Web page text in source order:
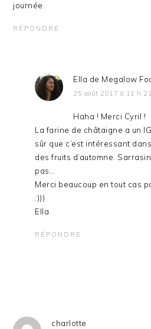
journée.
RÉPONDRE
Ella de Megalow
25 août 2017 à 11 h
Haha ! Merci Cyril !
La farine de châtaigne a un
sûr que c’est intéressant
des fruits d’automne.
pas…
Merci beaucoup en tout cas
:)))
Ella
RÉPONDRE
charlotte